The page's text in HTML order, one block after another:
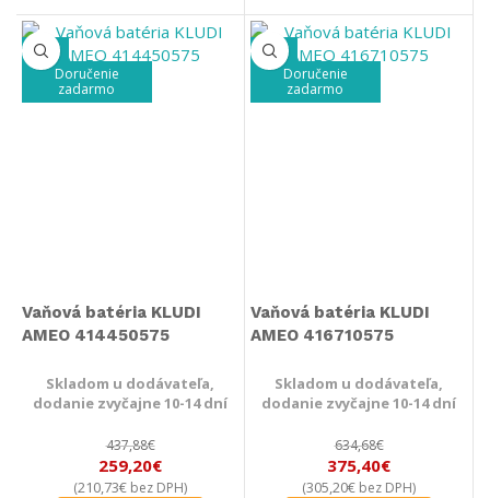
-41%
Doručenie
zadarmo
Vaňová batéria KLUDI
AMEO 414450575
Skladom u dodávateľa,
dodanie zvyčajne 10-14 dní
437,88€
259,20€
(210,73€ bez DPH)
-41%
Doručenie
zadarmo
Vaňová batéria KLUDI
AMEO 416710575
Skladom u dodávateľa,
dodanie zvyčajne 10-14 dní
634,68€
375,40€
(305,20€ bez DPH)